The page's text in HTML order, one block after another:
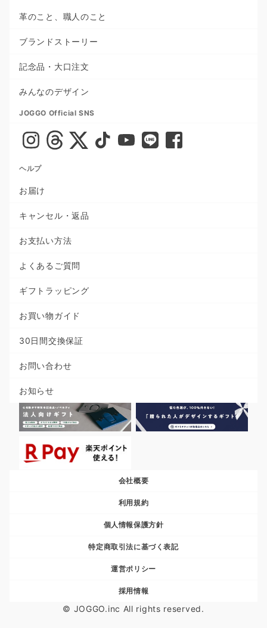
革のこと、職人のこと
ブランドストーリー
記念品・大口注文
みんなのデザイン
JOGGO Official SNS
ヘルプ
お届け
キャンセル・返品
お支払い方法
よくあるご質問
ギフトラッピング
お買い物ガイド
30日間交換保証
お問い合わせ
お知らせ
会社概要
利用規約
個人情報保護方針
特定商取引法に基づく表記
運営ポリシー
採用情報
© JOGGO.inc All rights reserved.